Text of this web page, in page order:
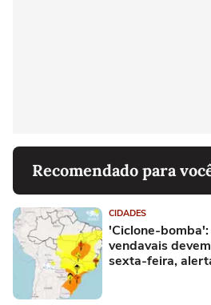
Recomendado para
CIDADES
'Ciclone-
vendavais
sexta-feira,